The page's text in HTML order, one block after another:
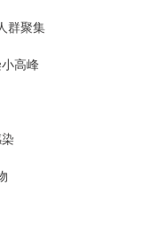
群聚集
高峰